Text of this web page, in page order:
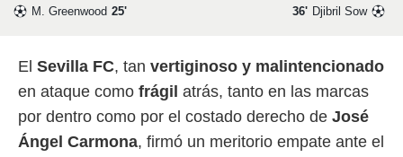
y análisis
perfil
en
M. Greenwood 25' Djibril Sow
36'
El Sevilla FC, tan vertiginoso y malintencionado
en ataque como frágil atrás, tanto en las marcas
por dentro como por el costado derecho de José
Ángel Carmona, firmó un meritorio empate ante el